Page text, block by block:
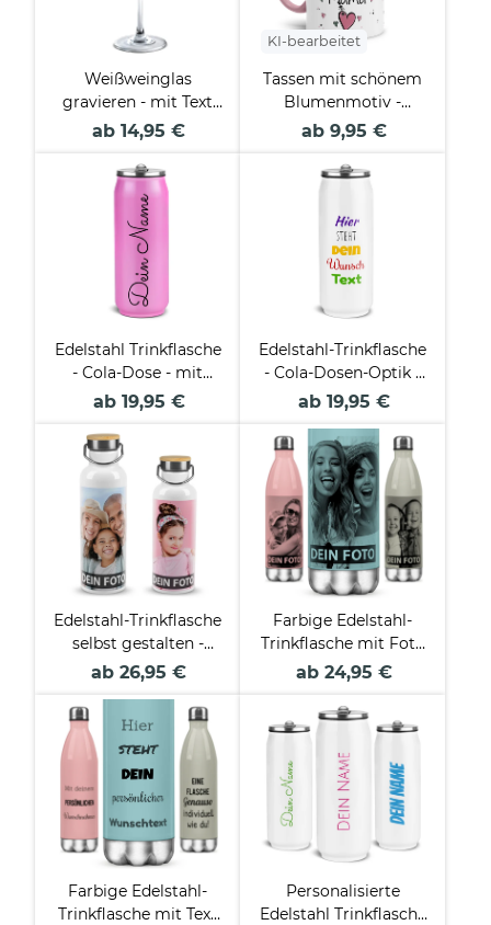
Weißweinglas
gravieren - mit Text
selbst gestalten
ab 14,95 €
KI-bearbeitet
Tassen mit schönem
Blumenmotiv -
Allerbeste
ab 9,95 €
Edelstahl Trinkflasche
- Cola-Dose - mit
Name gestalten -
420 ml
ab 19,95 €
Edelstahl-Trinkflasche
- Cola-Dosen-Optik -
mit Wunschtext
ml
ab 19,95 €
Edelstahl-Trinkflasche
selbst gestalten -
Weiß mit
ml und 750 ml
ab 26,95 €
Farbige Edelstahl-
Trinkflasche mit Foto
und Text
Farben - 500 ml
ab 24,95 €
Farbige Edelstahl-
Trinkflasche mit Text
Personalisierte
Edelstahl Trinkflasche